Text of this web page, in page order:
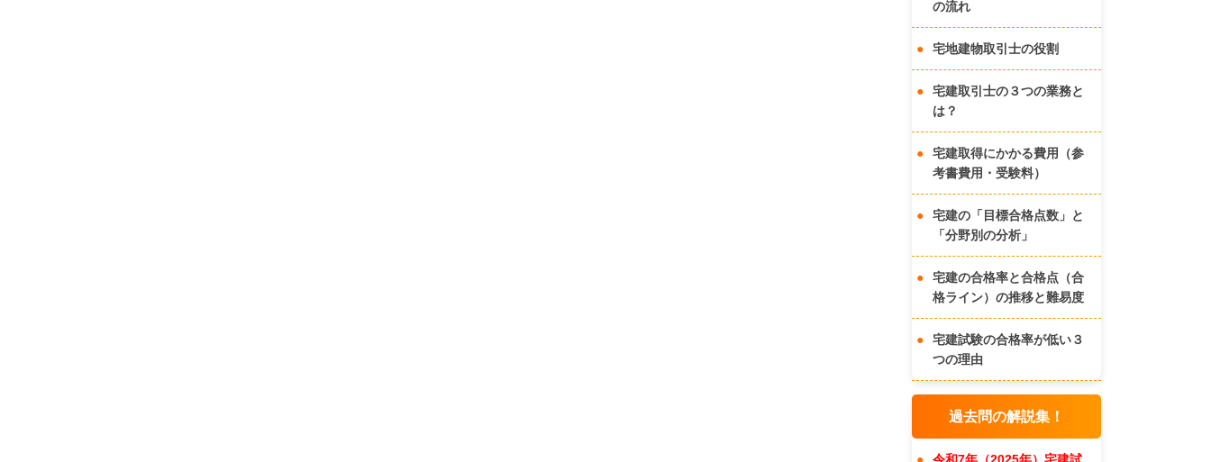
の流れ
宅地建物取引士の役割
宅建取引士の３つの業務と
は？
宅建取得にかかる費用（参
考書費用・受験料）
宅建の「目標合格点数」と
「分野別の分析」
宅建の合格率と合格点（合
格ライン）の推移と難易度
宅建試験の合格率が低い３
つの理由
過去問の解説集！